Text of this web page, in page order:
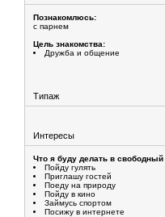
Познакомлюсь:
с парнем
Цель знакомства:
Дружба и общение
Типаж
Интересы
Что я буду делать в свободный
Пойду гулять
Приглашу гостей
Поеду на природу
Пойду в кино
Займусь спортом
Посижу в интернете